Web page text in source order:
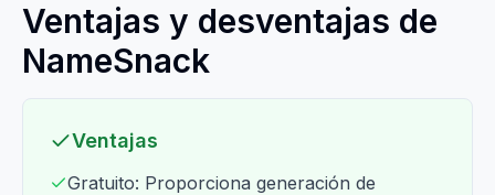
Ventajas y desventajas de
NameSnack
Ventajas
Gratuito: Proporciona generación de